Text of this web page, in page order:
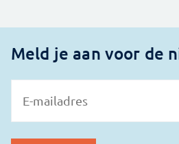
Meld je aan voor de